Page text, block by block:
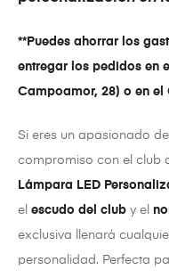
**Puedes ahorrar los
entregar los pedidos en
Campoamor, 28) o en
Si eres un apasionado
compromiso con el club
Lámpara LED
el escudo del club y el
exclusiva llenará
personalidad. Perfecta